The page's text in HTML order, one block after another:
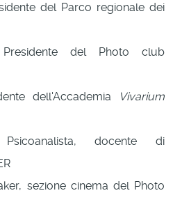
del Parco regionale dei
Presidente del Photo club
dell'Accademia
Vivarium
docente di
sezione cinema del Photo